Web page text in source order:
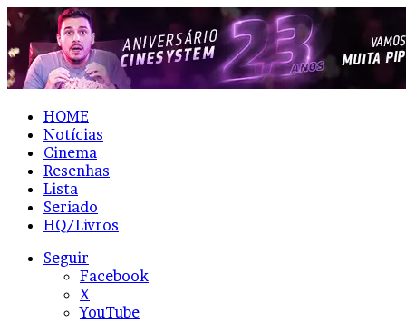
HOME
Notícias
Cinema
Resenhas
Lista
Seriado
HQ/Livros
Seguir
Facebook
X
YouTube